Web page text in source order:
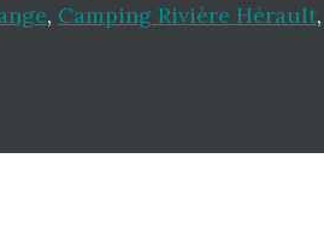
, Camping Rivière Hérault,